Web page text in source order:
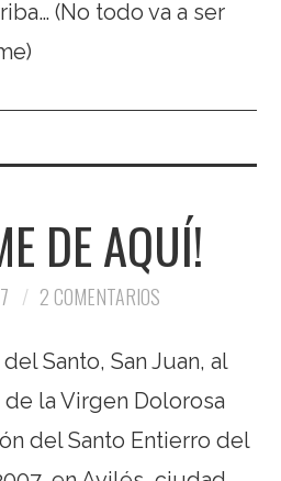
(No todo va a ser
DE AQUÍ!
2 COMENTARIOS
Santo, San Juan, al
la Virgen Dolorosa
del Santo Entierro del